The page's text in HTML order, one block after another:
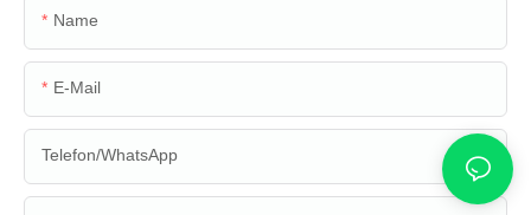
Name
E-Mail
Telefon/WhatsApp